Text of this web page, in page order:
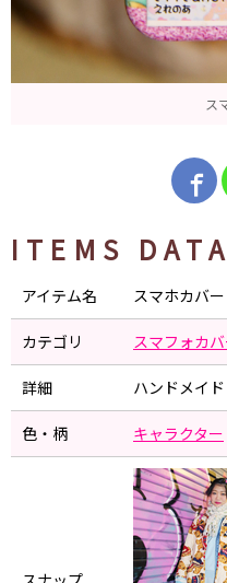
ス
ITEMS DATA
アイテム名 スマホカバー
カテゴリ スマフォカ
詳細 ハンドメイド
色・柄 キャラクター